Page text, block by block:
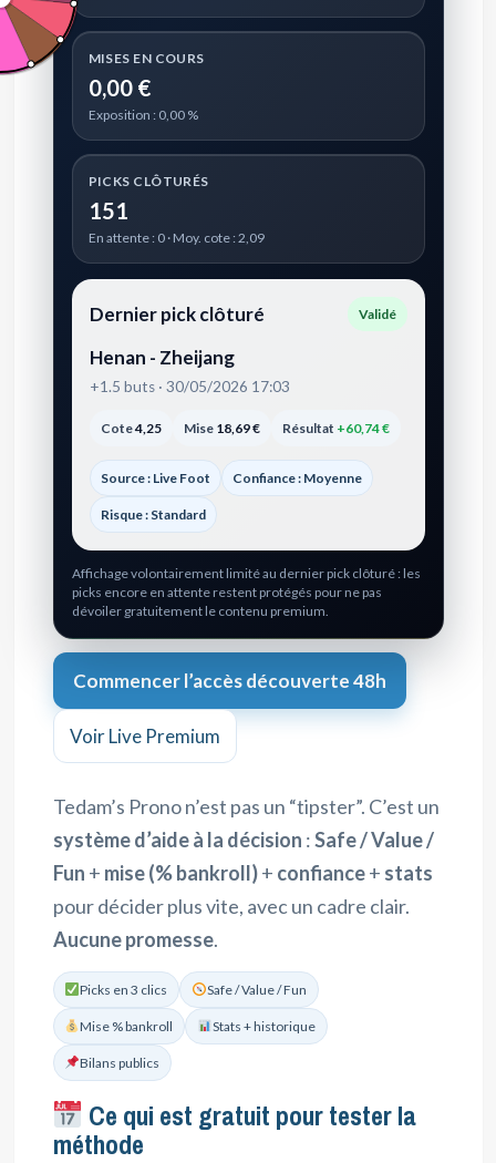
MISES EN COURS
0,00 €
Exposition : 0,00 %
PICKS CLÔTURÉS
151
En attente : 0 · Moy. cote : 2,09
Dernier pick clôturé Validé
Henan - Zheijang
+1.5 buts · 30/05/2026 17:03
Cote4,25 Mise 18,69 € Résultat +60,74 €
Source : Live Foot Confiance : Moyenne
Risque : Standard
Affichage volontairement limité au dernier pick clôturé : les
picks encore en attente restent protégés pour ne pas
dévoiler gratuitement le contenu premium.
Commencer l’accès découverte 48h
Voir Live Premium
Tedam’s Prono n’est pas un “tipster”. C’est un
système d’aide à la décision :Safe / Value /
Fun + mise (% bankroll)+ confiance+ stats
pour décider plus vite, avec un cadre clair.
Aucune promesse.
Picks en 3 clics Safe / Value / Fun
Mise % bankroll Stats + historique
Bilans publics
Ce qui est gratuit pour tester la
méthode